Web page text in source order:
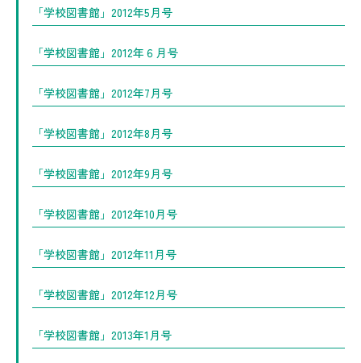
「学校図書館」2012年5月号
「学校図書館」2012年６月号
「学校図書館」2012年7月号
「学校図書館」2012年8月号
「学校図書館」2012年9月号
「学校図書館」2012年10月号
「学校図書館」2012年11月号
「学校図書館」2012年12月号
「学校図書館」2013年1月号